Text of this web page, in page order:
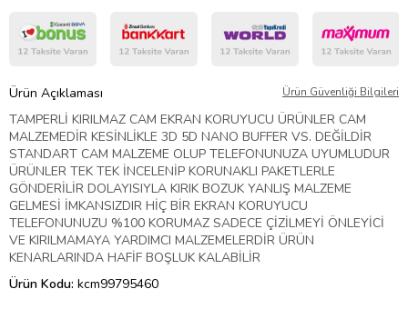
Ürün Açıklaması Ürün Güvenliği Bilgileri
TAMPERLİ KIRILMAZ CAM EKRAN KORUYUCU ÜRÜNLER CAM
MALZEMEDİR KESİNLİKLE 3D 5D NANO BUFFER VS. DEĞİLDİR
STANDART CAM MALZEME OLUP TELEFONUNUZA UYUMLUDUR
ÜRÜNLER TEK TEK İNCELENİP KORUNAKLI PAKETLERLE
GÖNDERİLİR DOLAYISIYLA KIRIK BOZUK YANLIŞ MALZEME
GELMESİ İMKANSIZDIR HİÇ BİR EKRAN KORUYUCU
TELEFONUNUZU %100 KORUMAZ SADECE ÇİZİLMEYİ ÖNLEYİCİ
VE KIRILMAMAYA YARDIMCI MALZEMELERDİR ÜRÜN
KENARLARINDA HAFİF BOŞLUK KALABİLİR
Ürün Kodu: kcm99795460